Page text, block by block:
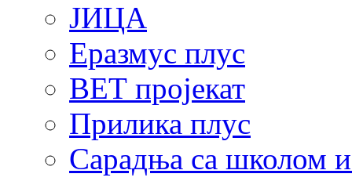
ЈИЦА
Еразмус плус
ВЕТ пројекат
Прилика плус
Сарадња са школом